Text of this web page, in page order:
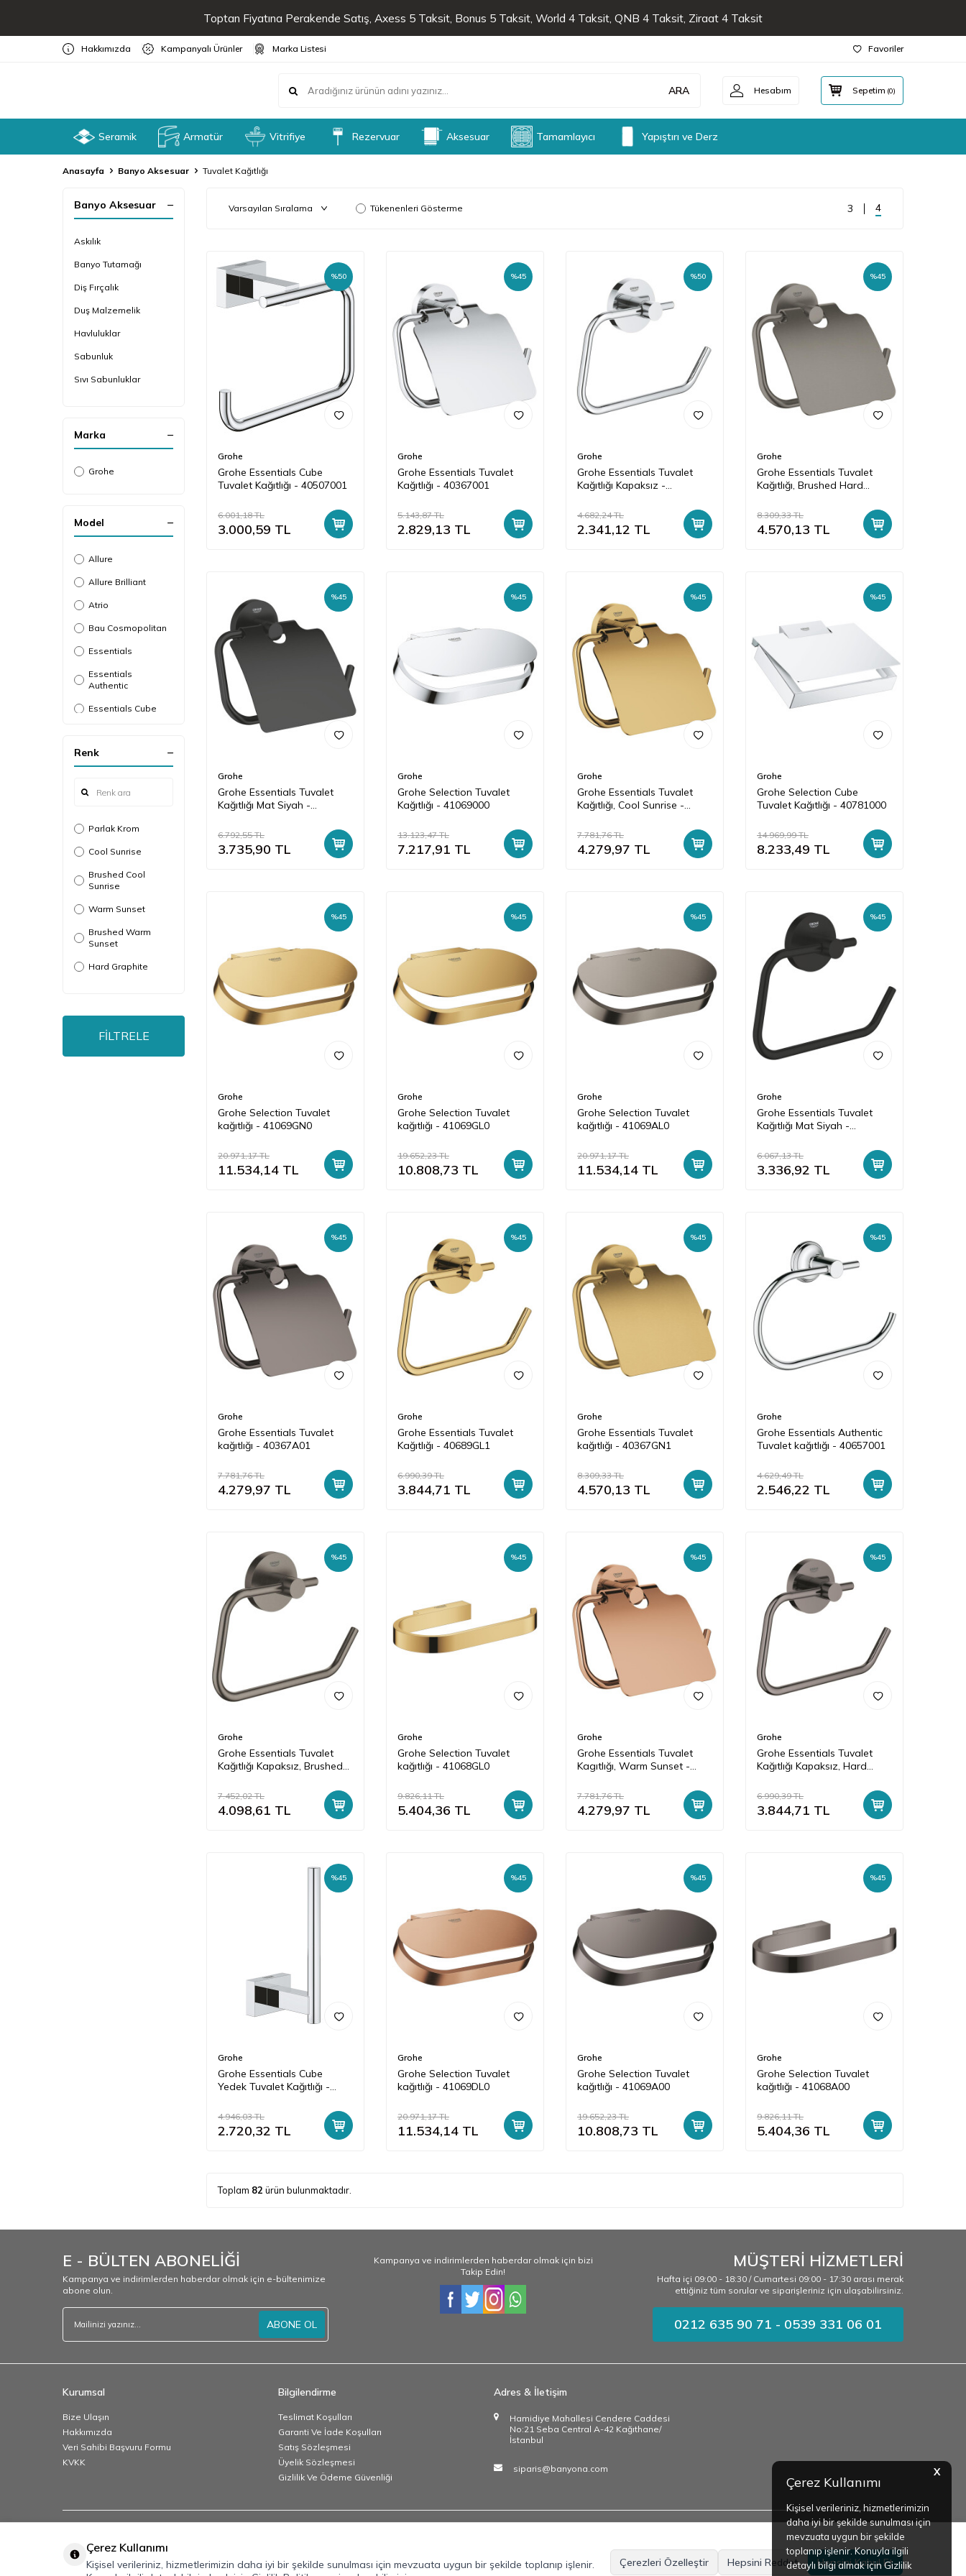
X
Çerez Kullanımı
Kişisel verileriniz, hizmetlerimizin
daha iyi bir şekilde sunulması için
mevzuata uygun bir şekilde
toplanıp işlenir. Konuyla ilgili
detaylı bilgi almak için Gizlilik
Toptan Fiyatına Perakende Satış, Axess 5 Taksit, Bonus 5 Taksit, World 4 Taksit, QNB 4 Taksit, Ziraat 4 Taksit
Hakkımızda Kampanyalı Ürünler Marka Listesi Favoriler
ARA Hesabım Sepetim (0)
Seramik Armatür Vitrifiye Rezervuar Aksesuar Tamamlayıcı Yapıştırı ve Derz
Anasayfa Banyo Aksesuar Tuvalet Kağıtlığı
Banyo Aksesuar
Askılık
Banyo Tutamağı
Diş Fırçalık
Duş Malzemelik
Havluluklar
Sabunluk
Sıvı Sabunluklar
Makyaj Aynası
Aksesuar Seti
Marka
Grohe
Model
Allure
Allure Brilliant
Atrio
Bau Cosmopolitan
Essentials
Essentials
Authentic
Essentials Cube
Selection
Renk
Parlak Krom
Cool Sunrise
Brushed Cool
Sunrise
Warm Sunset
Brushed Warm
Sunset
Hard Graphite
FİLTRELE
Tükenenleri Gösterme 3 4
%50
Grohe
Grohe Essentials Cube
Tuvalet Kağıtlığı - 40507001
6.001,18TL
3.000,59 TL
%45
Grohe
Grohe Essentials Tuvalet
Kağıtlığı - 40367001
5.143,87TL
2.829,13 TL
%50
Grohe
Grohe Essentials Tuvalet
Kağıtlığı Kapaksız -
4.682,24TL
2.341,12 TL
%45
Grohe
Grohe Essentials Tuvalet
Kağıtlığı, Brushed Hard
8.309,33TL
4.570,13 TL
%45
Grohe
Grohe Essentials Tuvalet
Kağıtlığı Mat Siyah -
6.792,55TL
3.735,90 TL
%45
Grohe
Grohe Selection Tuvalet
Kağıtlığı - 41069000
13.123,47TL
7.217,91 TL
%45
Grohe
Grohe Essentials Tuvalet
Kağıtlığı, Cool Sunrise -
7.781,76TL
4.279,97 TL
%45
Grohe
Grohe Selection Cube
Tuvalet Kağıtlığı - 40781000
14.969,99TL
8.233,49 TL
%45
Grohe
Grohe Selection Tuvalet
kağıtlığı - 41069GN0
20.971,17TL
11.534,14 TL
%45
Grohe
Grohe Selection Tuvalet
kağıtlığı - 41069GL0
19.652,23TL
10.808,73 TL
%45
Grohe
Grohe Selection Tuvalet
kağıtlığı - 41069AL0
20.971,17TL
11.534,14 TL
%45
Grohe
Grohe Essentials Tuvalet
Kağıtlığı Mat Siyah -
6.067,13TL
3.336,92 TL
%45
Grohe
Grohe Essentials Tuvalet
kağıtlığı - 40367A01
7.781,76TL
4.279,97 TL
%45
Grohe
Grohe Essentials Tuvalet
Kağıtlığı - 40689GL1
6.990,39TL
3.844,71 TL
%45
Grohe
Grohe Essentials Tuvalet
kağıtlığı - 40367GN1
8.309,33TL
4.570,13 TL
%45
Grohe
Grohe Essentials Authentic
Tuvalet kağıtlığı - 40657001
4.629,49TL
2.546,22 TL
%45
Grohe
Grohe Essentials Tuvalet
Kağıtlığı Kapaksız, Brushed
7.452,02TL
4.098,61 TL
%45
Grohe
Grohe Selection Tuvalet
kağıtlığı - 41068GL0
9.826,11TL
5.404,36 TL
%45
Grohe
Grohe Essentials Tuvalet
Kagıtlığı, Warm Sunset -
7.781,76TL
4.279,97 TL
%45
Grohe
Grohe Essentials Tuvalet
Kağıtlığı Kapaksız, Hard
6.990,39TL
3.844,71 TL
%45
Grohe
Grohe Essentials Cube
Yedek Tuvalet Kağıtlığı -
4.946,03TL
2.720,32 TL
%45
Grohe
Grohe Selection Tuvalet
kağıtlığı - 41069DL0
20.971,17TL
11.534,14 TL
%45
Grohe
Grohe Selection Tuvalet
kağıtlığı - 41069A00
19.652,23TL
10.808,73 TL
%45
Grohe
Grohe Selection Tuvalet
kağıtlığı - 41068A00
9.826,11TL
5.404,36 TL
Toplam 82 ürün bulunmaktadır.
E - BÜLTEN ABONELİĞİ
Kampanya ve indirimlerden haberdar olmak için e-bültenimize
abone olun.
ABONE OL
Kampanya ve indirimlerden haberdar olmak için bizi
Takip Edin!
MÜŞTERİ HİZMETLERİ
Hafta içi 09:00 - 18:30 / Cumartesi 09:00 - 17:30 arası merak
ettiğiniz tüm sorular ve siparişleriniz için ulaşabilirsiniz.
0212 635 90 71 - 0539 331 06 01
Kurumsal
Bize Ulaşın
Hakkımızda
Veri Sahibi Başvuru Formu
KVKK
Bilgilendirme
Teslimat Koşulları
Garanti Ve İade Koşulları
Satış Sözleşmesi
Üyelik Sözleşmesi
Gizlilik Ve Ödeme Güvenliği
Adres & İletişim
Hamidiye Mahallesi Cendere Caddesi
No:21 Seba Central A-42 Kağıthane/
İstanbul
siparis@banyona.com
Çerez Kullanımı
Kişisel verileriniz, hizmetlerimizin daha iyi bir şekilde sunulması için mevzuata uygun bir şekilde toplanıp işlenir.
Çerezleri Özelleştir Hepsini Reddet Hepsini Kabul Et